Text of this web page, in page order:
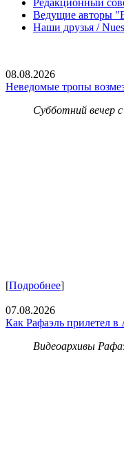
Редакционный
Ведущие авторы
Наши друзья /
08.08.2026
Неведомые тропы
Субботний вечер
[Подробнее]
07.08.2026
Как Рафаэль прилетел в
Видеоархивы